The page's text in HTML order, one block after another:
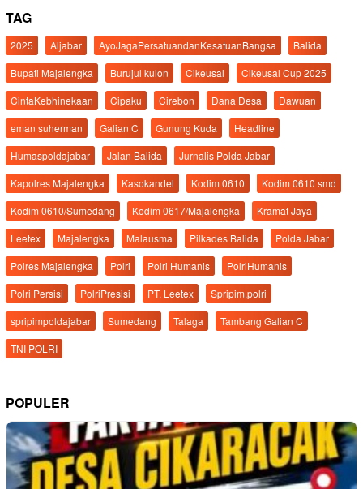
TAG
2025 Aljabar AyoJagaPersatuandanKesatuanBangsa
Balida
Bupati Majalengka
Burujul kulon Cikeusal
Cikeusal Cup 2025
CintaKebhinekaan
Cipaku Cirebon Dana Desa
Dawuan
eman suherman
Galian C Gunung Kuda
Headline
Humaspoldajabar
Jalan Balida
Jurnalis Polda Jabar
Kapolres Majalengka
Kasokandel Kodim 0610
Kodim 0610 smd
Kodim 0610/Sumedang
Kodim 0617/Majalengka
Kramat Jaya
Leetex
Majalengka Malausma Pilkades Balida
Polda Jabar
Polres Majalengka
Polri Polri Humanis
PolriHumanis
Polri Persisi
PolriPresisi PT. Leetex
Spripim.polri
spripimpoldajabar
Sumedang Talaga
Tambang Galian C
TNI POLRI
POPULER